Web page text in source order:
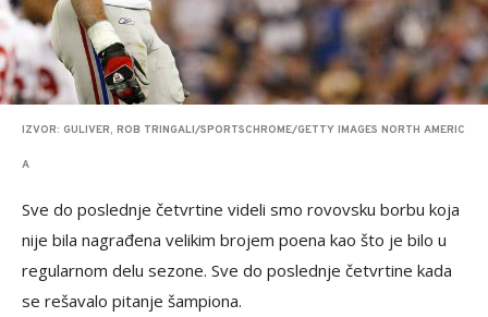
IZVOR: GULIVER, ROB TRINGALI/SPORTSCHROME/GETTY IMAGES NORTH AMERIC
A
Sve do poslednje četvrtine videli smo rovovsku borbu koja
nije bila nagrađena velikim brojem poena kao što je bilo u
regularnom delu sezone. Sve do poslednje četvrtine kada
se rešavalo pitanje šampiona.